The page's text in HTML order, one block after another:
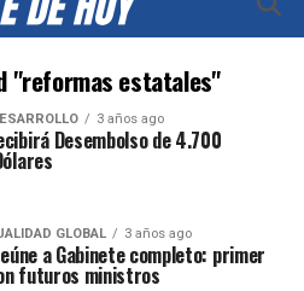
"reformas estatales"
3 años ago
Desembolso de 4.700
GLOBAL 3 años ago
a Gabinete completo: primer
futuros ministros